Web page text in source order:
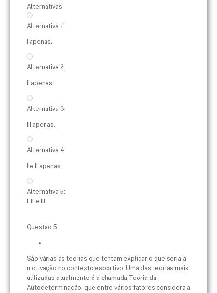
Alternativas
Alternativa 1:
I apenas.
Alternativa 2:
II apenas.
Alternativa 3:
III apenas.
Alternativa 4:
I e II apenas.
Alternativa 5:
I, II e III.
Questão 5
São várias as teorias que tentam explicar o que seria a
motivação no contexto esportivo. Uma das teorias mais
utilizadas atualmente é a chamada Teoria da
Autodeterminação, que entre vários fatores considera a